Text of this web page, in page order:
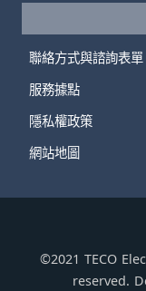
聯絡方式與諮詢表單
服務據點
隱私權政策
網站地圖
©2021 TECO
reserved.